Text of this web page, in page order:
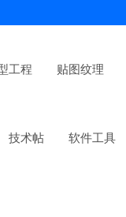
工程 贴图纹理
技术帖 软件工具